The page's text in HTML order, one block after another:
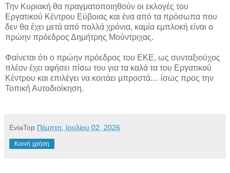
Την Κυριακή θα πραγματοποιηθούν οι εκλογές του
Εργατικού Κέντρου Εύβοιας και ένα από τα πρόσωπα που
δεν θα έχει μετά από πολλά χρόνια, καμία εμπλοκή είναι ο
πρώην πρόεδρος Δημήτρης Μούντριχας.
Φαίνεται ότι ο πρώην πρόεδρος του ΕΚΕ, ως συνταξιούχος
πλέον έχει αφήσει πίσω του για τα καλά τα του Εργατικού
Κέντρου και επιλέγει να κοιτάει μπροστά… ίσως προς την
Τοπική Αυτοδιοίκηση.
EviaTop Πέμπτη, Ιουλίου 02, 2026
Κοινή χρήση